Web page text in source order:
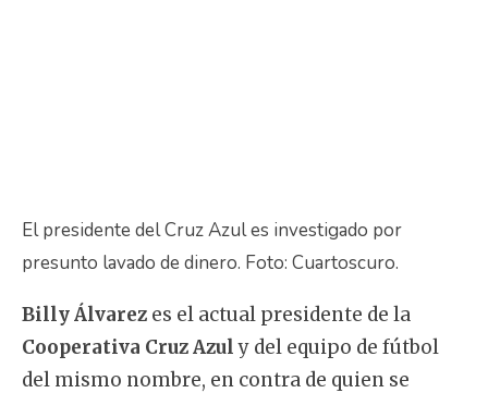
El presidente del Cruz Azul es investigado por
presunto lavado de dinero. Foto: Cuartoscuro.
Billy Álvarez es el actual presidente de la
Cooperativa Cruz Azuly del equipo de fútbol
del mismo nombre, en contra de quien se